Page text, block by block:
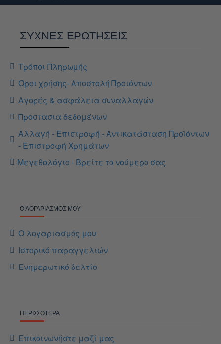
ΣΥΧΝΕΣ ΕΡΩΤΗΣΕΙΣ
Τρόποι Πληρωμής
Όροι χρήσης- Αποστολή Προιόντων
Αγορές & ασφάλεια συναλλαγών
Προστασια δεδομένων
Αλλαγή - Επιστροφή - Αντικατάσταση Προϊόντων
- Επιστροφή Χρημάτων
Μεγεθολόγιο - Βρείτε το νούμερο σας
Ο ΛΟΓΑΡΙΑΣΜΌΣ ΜΟΥ
Ο λογαριασμός μου
Ιστορικό παραγγελιών
Ενημερωτικό δελτίο
ΠΕΡΙΣΣΌΤΕΡΑ
Επικοινωνήστε μαζί μας